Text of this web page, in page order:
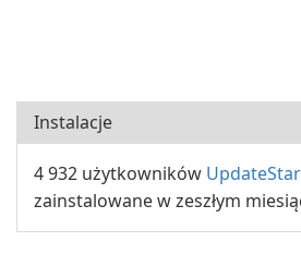
Instalacje
4 932 użytkowników UpdateStar
zainstalowane w zeszłym